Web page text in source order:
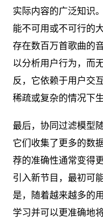
实际内容的广泛知识
能不可用或不可行的
存在数百万首歌曲的
以分析用户行为，而
反，它依赖于用户交
稀疏或复杂的情况下
最后，协同过滤模型
它们收集了更多的数
荐的准确性通常变得
引入新节目，最初可
是，随着越来越多的
学习并可以更准确地